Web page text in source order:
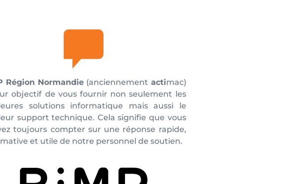
Région Normandie (anciennement actimac)
objectif de vous fournir non seulement les
solutions informatique mais aussi le
support technique. Cela signifie que vous
toujours compter sur une réponse rapide,
et utile de notre personnel de soutien.